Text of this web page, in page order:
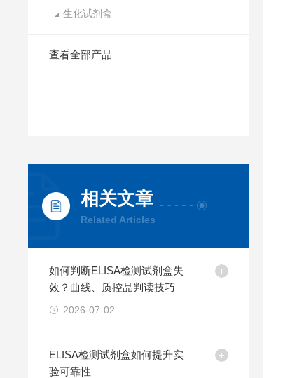
生化试剂盒
查看全部产品
相关文章
Related Articles
如何判断ELISA检测试剂盒失
效？曲线、质控品判读技巧
2026-07-02
ELISA检测试剂盒如何提升实
验可靠性